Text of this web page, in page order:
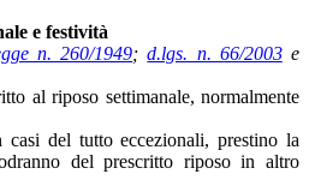
e festività
n. 260/1949;d.lgs. n. 66/2003e
al riposo settimanale, normalmente
del tutto eccezionali, prestino la
del prescritto riposo in altro